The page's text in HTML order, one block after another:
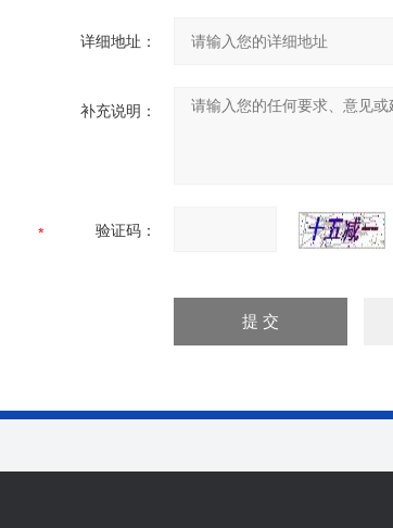
详细地址：
补充说明：
验证码：